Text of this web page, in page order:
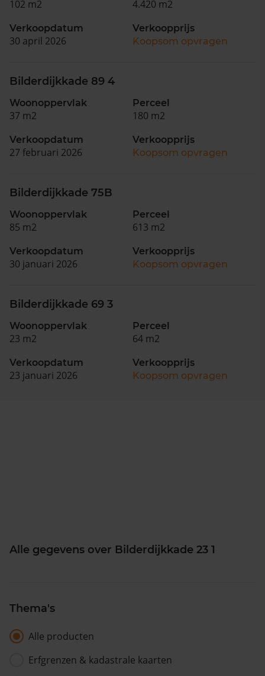
102 m2 4.420 m2
Verkoopdatum
30 april 2026
Verkoopprijs
Koopsom opvragen
Bilderdijkkade 89 4
Woonoppervlak
37 m2
Perceel
180 m2
Verkoopdatum
27 februari 2026
Verkoopprijs
Koopsom opvragen
Bilderdijkkade 75B
Woonoppervlak
85 m2
Perceel
613 m2
Verkoopdatum
30 januari 2026
Verkoopprijs
Koopsom opvragen
Bilderdijkkade 69 3
Woonoppervlak
23 m2
Perceel
64 m2
Verkoopdatum
23 januari 2026
Verkoopprijs
Koopsom opvragen
Alle gegevens over Bilderdijkkade 23 1
Thema's
Alle producten
Erfgrenzen & kadastrale kaarten